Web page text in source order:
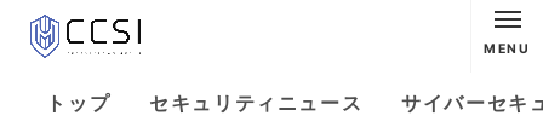
MENU
トップ セキュリティニュース サイバーセキ